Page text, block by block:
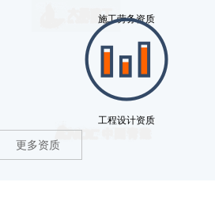
施工劳务资质
工程设计资质
更多资质